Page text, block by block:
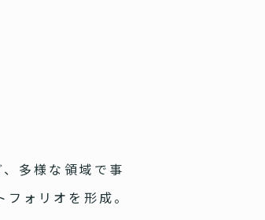
多様な領域で事
ォリオを形成。